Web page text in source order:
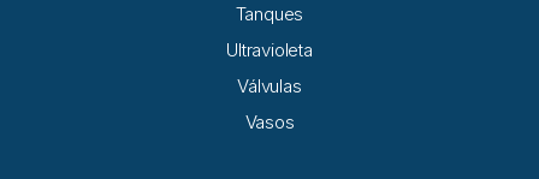
Tanques
Ultravioleta
Válvulas
Vasos